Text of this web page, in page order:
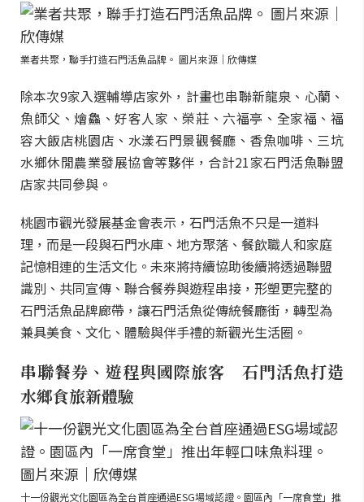
業者共聚，聯手打造石門活魚品牌。 圖片來源｜欣傳媒
除本次9家入選輔導店家外，計畫也串聯新龍泉、心蘭、
魚師父、燴鱻、好客人家、榮莊、六福亭、全家福、福
容大飯店桃園店、水漾石門景觀餐廳、香魚咖啡、三坑
水鄉休閒農業發展協會等夥伴，合計21家石門活魚聯盟
店家共同參與。
桃園市觀光發展基金會表示，石門活魚不只是一道料
理，而是一段與石門水庫、地方聚落、餐飲職人和家庭
記憶相連的生活文化。未來將持續協助後續將透過聯盟
識別、共同宣傳、聯合餐券與遊程串接，形塑更完整的
石門活魚品牌廊帶，讓石門活魚從傳統餐廳街，轉型為
兼具美食、文化、體驗與伴手禮的新觀光生活圈。
串聯餐券、遊程與國際旅客 石門活魚打造
水鄉食旅新體驗
十一份觀光文化園區為全台首座通過ESG場域認證。園區內「一席食堂」推